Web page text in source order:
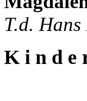
T.d.
K i n d e